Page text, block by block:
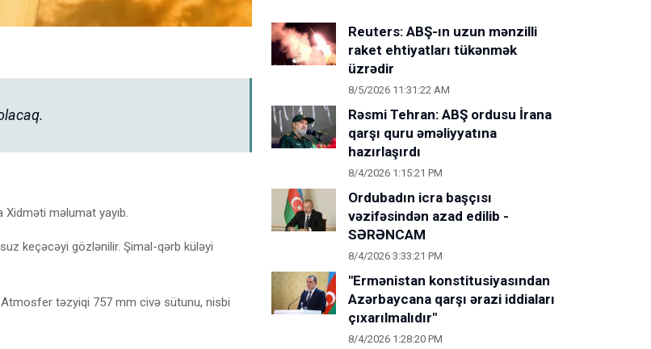
məlumat yayıb.
keçəcəyi gözlənilir. Şimal-qərb küləyi
təzyiqi 757 mm civə sütunu, nisbi
Reuters: ABŞ-ın uzun mənzilli
raket ehtiyatları tükənmək
üzrədir
8/5/2026 11:31:22 AM
Rəsmi Tehran: ABŞ ordusu İrana
qarşı quru əməliyyatına
hazırlaşırdı
8/4/2026 1:15:21 PM
Ordubadın icra başçısı
vəzifəsindən azad edilib -
SƏRƏNCAM
8/4/2026 3:33:21 PM
"Ermənistan konstitusiyasından
Azərbaycana qarşı ərazi iddiaları
çıxarılmalıdır"
8/4/2026 1:28:20 PM